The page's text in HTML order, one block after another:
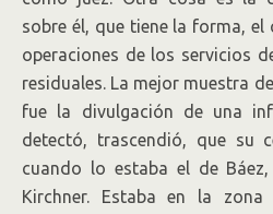
sobre él, que tiene la forma,
operaciones de los servicios
residuales. La mejor muestra
fue la divulgación de una
detectó, trascendió, que su
cuando lo estaba el de
Kirchner. Estaba en la